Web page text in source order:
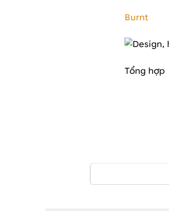
Burnt
Tổng hợp